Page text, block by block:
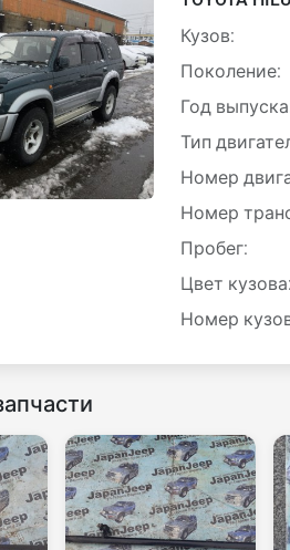
Кузов:
Поколение:
Год
Тип
Номер
Номер
Пробег:
Цвет кузова:
Номер